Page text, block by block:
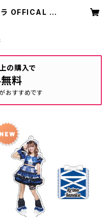
OFFICAL EC
の購入で
料
おすすめです